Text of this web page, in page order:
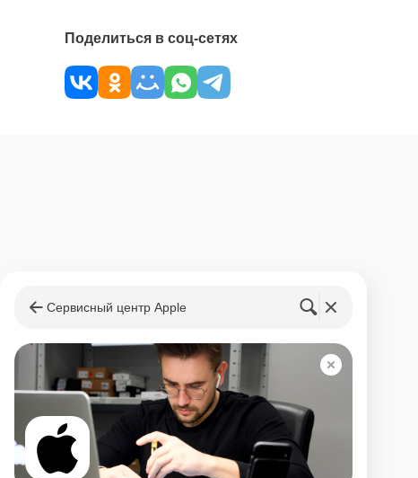
Поделиться в соц-сетях
Сервисный центр Apple